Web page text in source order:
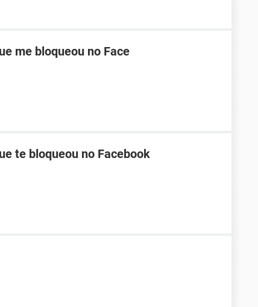
me bloqueou no Face
te bloqueou no Facebook